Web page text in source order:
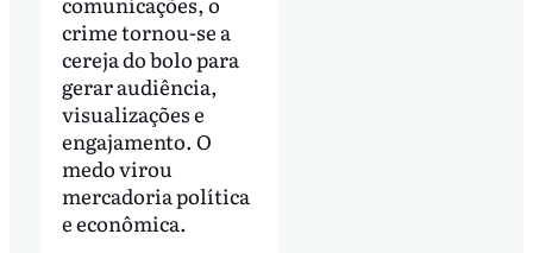
crime tornou-se a
cereja do bolo para
gerar audiência,
visualizações e
engajamento. O
medo virou
mercadoria política
e econômica.